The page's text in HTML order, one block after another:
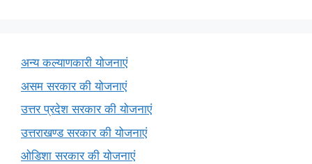
अन्य कल्याणकारी योजनाएं
असम सरकार की योजनाएं
उत्तर प्रदेश सरकार की योजनाएं
उत्तराखण्ड सरकार की योजनाएं
ओडिशा सरकार की योजनाएं